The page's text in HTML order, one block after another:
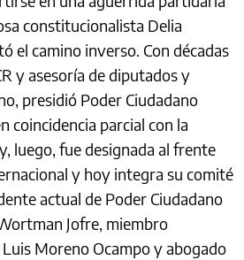
constitucionalista Delia
el camino inverso. Con décadas
y asesoría de diputados y
presidió Poder Ciudadano
coincidencia parcial con la
luego, fue designada al frente
y hoy integra su comité
actual de Poder Ciudadano
Jofre, miembro
Moreno Ocampo y abogado